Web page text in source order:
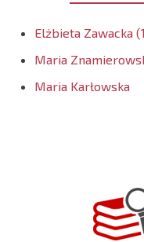
Elżbieta Zawacka
Maria
Maria Karłowska